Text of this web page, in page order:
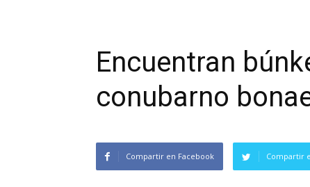
Encuentran
conubarno
Compartir en Facebook Compartir